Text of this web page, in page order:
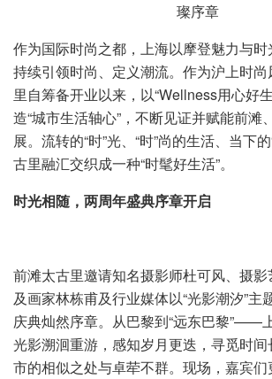
璨序章
作为国际时尚之都，上海以摩登魅力与时
持续引领时尚、定义潮流。作为沪上时
里自筹备开业以来，以“Wellness用心好
造“城市生活轴心”，不断见证并赋能前滩
展。流转的“时”光、“时”尚的生活、当下
古里融汇交织成一种“时髦好生活”。
时光相随，两周年盛典序章开启
前滩太古里邀请知名摄影师杜可风、摄
及画家林栋甫及行业媒体以“光影潮汐”主
庆典灿然序章。从巴黎到“远东巴黎”——
光影溯洄重游，感知岁月更迭，寻觅时
市的相似之处与卓荦不群。现场，嘉宾